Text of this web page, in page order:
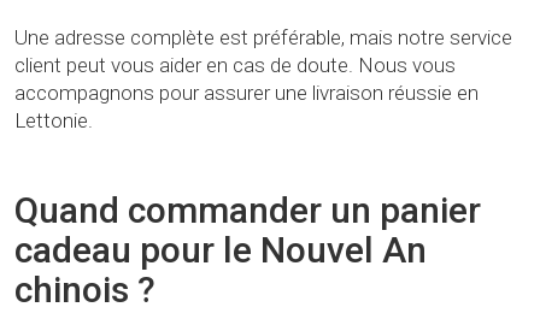
Une adresse complète est préférable, mais notre service
client peut vous aider en cas de doute. Nous vous
accompagnons pour assurer une livraison réussie en
Lettonie.
Quand commander un panier
cadeau pour le Nouvel An
chinois ?